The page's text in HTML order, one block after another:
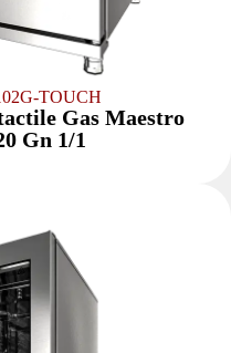
TOUCH
Gas Maestro
Gn 1/1